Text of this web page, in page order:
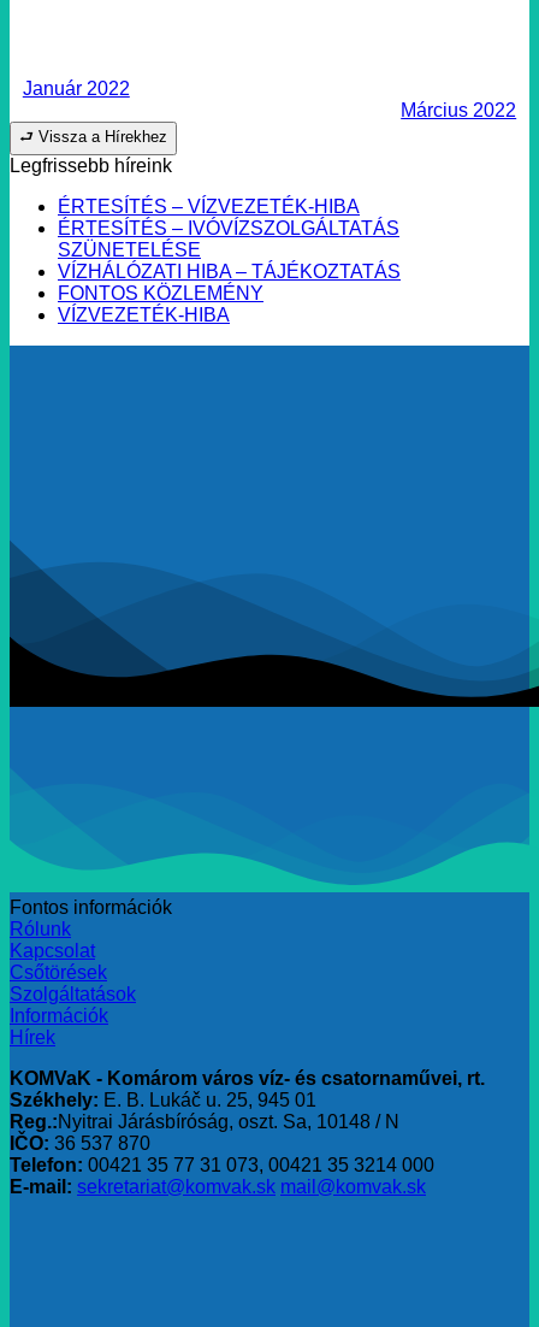
Január 2022
Március 2022
⮐ Vissza a Hírekhez
Legfrissebb híreink
ÉRTESÍTÉS – VÍZVEZETÉK-HIBA
ÉRTESÍTÉS – IVÓVÍZSZOLGÁLTATÁS
SZÜNETELÉSE
VÍZHÁLÓZATI HIBA – TÁJÉKOZTATÁS
FONTOS KÖZLEMÉNY
VÍZVEZETÉK-HIBA
Fontos információk
Rólunk
Kapcsolat
Csőtörések
Szolgáltatások
Információk
Hírek
KOMVaK - Komárom város víz- és csatornaművei, rt.
Székhely: E. B. Lukáč u. 25, 945 01
Reg.:Nyitrai Járásbíróság, oszt. Sa, 10148 / N
IČO: 36 537 870
Telefon: 00421 35 77 31 073, 00421 35 3214 000
E-mail: sekretariat@komvak.sk mail@komvak.sk